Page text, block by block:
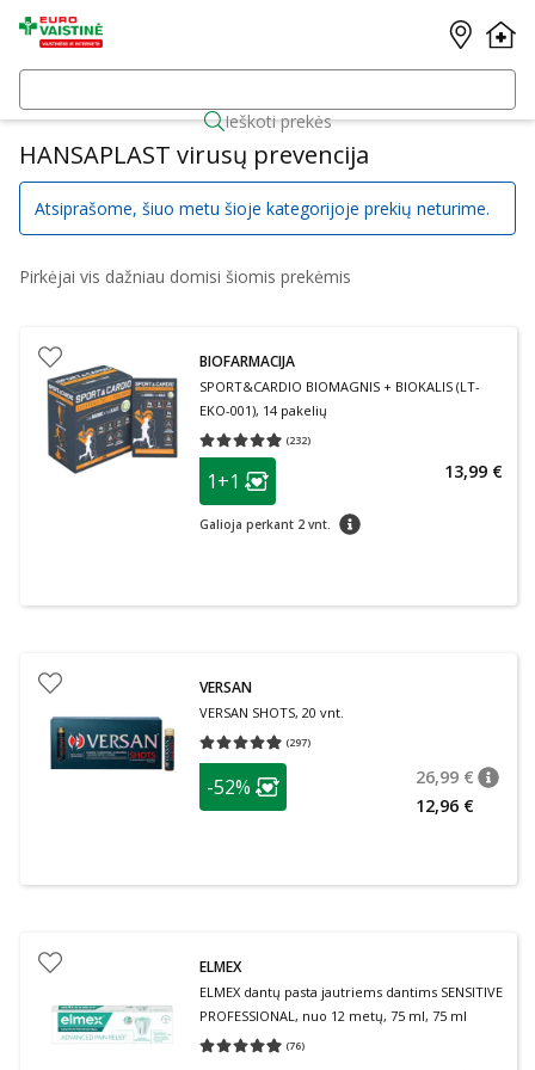
Ieškoti prekės
HANSAPLAST virusų prevencija
Atsiprašome, šiuo metu šioje kategorijoje prekių neturime.
Pirkėjai vis dažniau domisi šiomis prekėmis
BIOFARMACIJA
SPORT&CARDIO BIOMAGNIS + BIOKALIS (LT-
EKO-001), 14 pakelių
(232)
Vidutinis įvertinimas 4.93
patarimas
Lojalumo klubo narių nuolaida
1+1
Galioja perkant 2 vnt. patarimas
13,99 €
VERSAN
VERSAN SHOTS, 20 vnt.
(297)
Vidutinis įvertinimas 4.93
patarimas
Lojalumo klubo narių nuolaida
-52% 26,99 €
12,96 €
ELMEX
ELMEX dantų pasta jautriems dantims SENSITIVE
PROFESSIONAL, nuo 12 metų, 75 ml, 75 ml
(76)
Vidutinis įvertinimas 4.95